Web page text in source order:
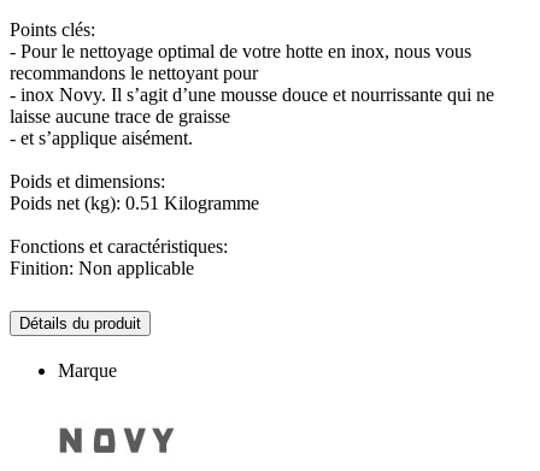
Points clés:
- Pour le nettoyage optimal de votre hotte en inox, nous vous
recommandons le nettoyant pour
- inox Novy. Il s’agit d’une mousse douce et nourrissante qui ne
laisse aucune trace de graisse
- et s’applique aisément.
Poids et dimensions:
Poids net (kg): 0.51 Kilogramme
Fonctions et caractéristiques:
Finition: Non applicable
Détails du produit
Marque